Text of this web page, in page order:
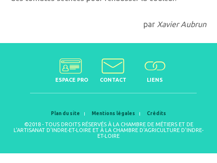
par Xavier Aubrun
ESPACE PRO CONTACT LIENS
Plan du site Mentions légales Crédits
©2018 - TOUS DROITS RÉSERVÉS À LA CHAMBRE DE MÉTIERS ET DE
L'ARTISANAT D'INDRE-ET-LOIRE ET À LA CHAMBRE D'AGRICULTURE D'INDRE-
ET-LOIRE